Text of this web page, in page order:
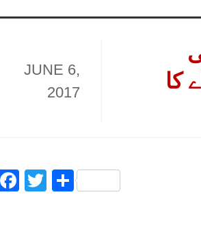
JUNE 6,
2017
کا
Facebook
Twitter
Share